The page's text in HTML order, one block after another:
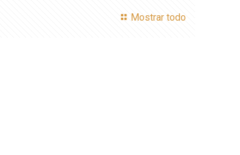
Mostrar todo